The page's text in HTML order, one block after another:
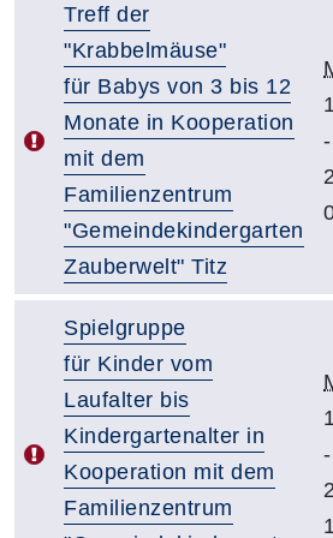
Treff der
"Krabbelmäuse"
für Babys von 3 bis 12
Monate in Kooperation
mit dem
Familienzentrum
"Gemeindekindergarten
Zauberwelt" Titz
-
Spielgruppe
für Kinder vom
Laufalter bis
Kindergartenalter in
Kooperation mit dem
Familienzentrum
-